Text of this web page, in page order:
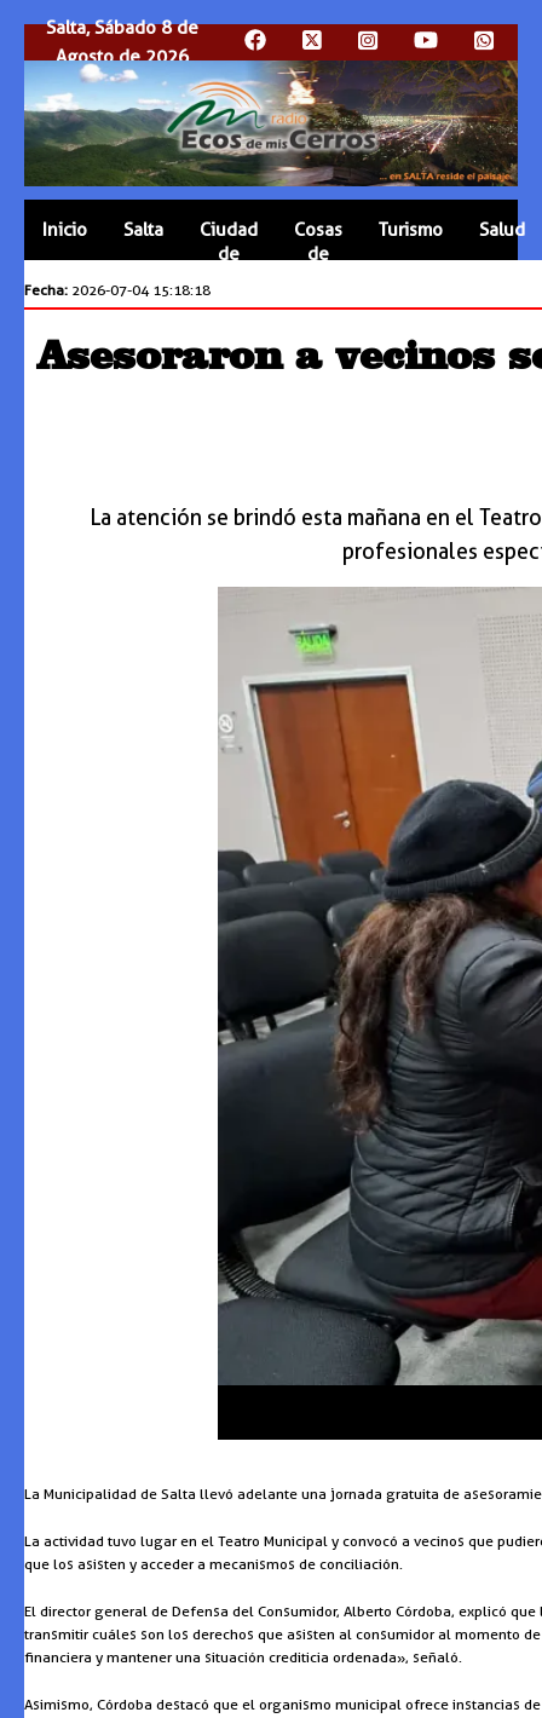
Salta, Sábado 8 de
Agosto de 2026
Inicio Salta
Ciudad
de
Cosas
de
Turismo Salud
Fecha: 2026-07-04 15:18:18
Asesoraron a vecinos
La atención se brindó esta mañana en el
profesionales
La Municipalidad de Salta llevó adelante una jornada gratuita de
La actividad tuvo lugar en el Teatro Municipal y convocó a vecinos que
que los asisten y acceder a mecanismos de conciliación.
El director general de Defensa del Consumidor, Alberto Córdoba, explicó
transmitir cuáles son los derechos que asisten al consumidor al momento
financiera y mantener una situación crediticia ordenada», señaló.
Asimismo, Córdoba destacó que el organismo municipal ofrece instancias